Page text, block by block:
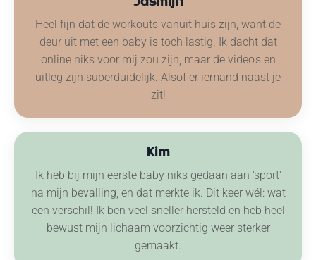
Heel fijn dat de workouts vanuit huis zijn, want de
deur uit met een baby is toch lastig. Ik dacht dat
online niks voor mij zou zijn, maar de video's en
uitleg zijn superduidelijk. Alsof er iemand naast je
zit!
Kim
Ik heb bij mijn eerste baby niks gedaan aan 'sport'
na mijn bevalling, en dat merkte ik. Dit keer wél: wat
een verschil! Ik ben veel sneller hersteld en heb heel
bewust mijn lichaam voorzichtig weer sterker
gemaakt.